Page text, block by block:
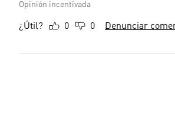
Opinión incentivada
¿Útil? 0 0 Denunciar